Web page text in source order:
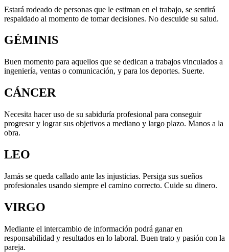
Estará rodeado de personas que le estiman en el trabajo, se sentirá
respaldado al momento de tomar decisiones. No descuide su salud.
GÉMINIS
Buen momento para aquellos que se dedican a trabajos vinculados a
ingeniería, ventas o comunicación, y para los deportes. Suerte.
CÁNCER
Necesita hacer uso de su sabiduría profesional para conseguir
progresar y lograr sus objetivos a mediano y largo plazo. Manos a la
obra.
LEO
Jamás se queda callado ante las injusticias. Persiga sus sueños
profesionales usando siempre el camino correcto. Cuide su dinero.
VIRGO
Mediante el intercambio de información podrá ganar en
responsabilidad y resultados en lo laboral. Buen trato y pasión con la
pareja.